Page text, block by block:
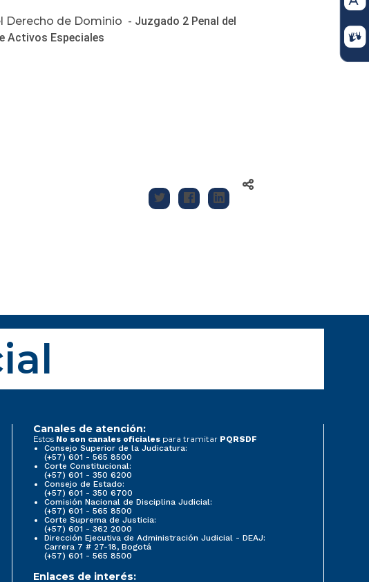
Derecho de Dominio - Juzgado 2 Penal del
Activos Especiales
Canales de atención:
Estos No son canales oficiales para tramitar PQRSDF
Consejo Superior de la Judicatura:
(+57) 601 - 565 8500
Corte Constitucional:
(+57) 601 - 350 6200
Consejo de Estado:
(+57) 601 - 350 6700
Comisión Nacional de Disciplina Judicial:
(+57) 601 - 565 8500
Corte Suprema de Justicia:
(+57) 601 - 362 2000
Dirección Ejecutiva de Administración Judicial - DEAJ:
Carrera 7 # 27-18, Bogotá
(+57) 601 - 565 8500
Enlaces de interés: